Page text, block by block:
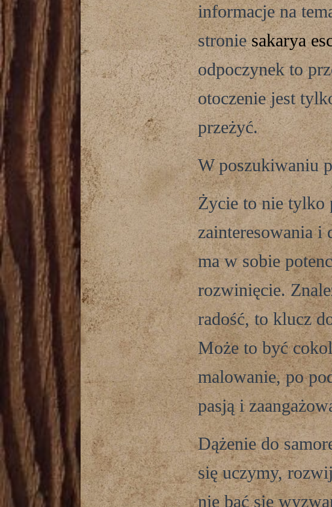
informacje na
stroniesakarya
odpoczynek to
otoczenie jest
przeżyć.
W poszukiwaniu
Życie to nie tylko
zainteresowania i
ma w sobie
rozwinięcie.
radość, to klucz
Może to być
malowanie, po
pasją i
Dążenie do
się uczymy,
nie bać się